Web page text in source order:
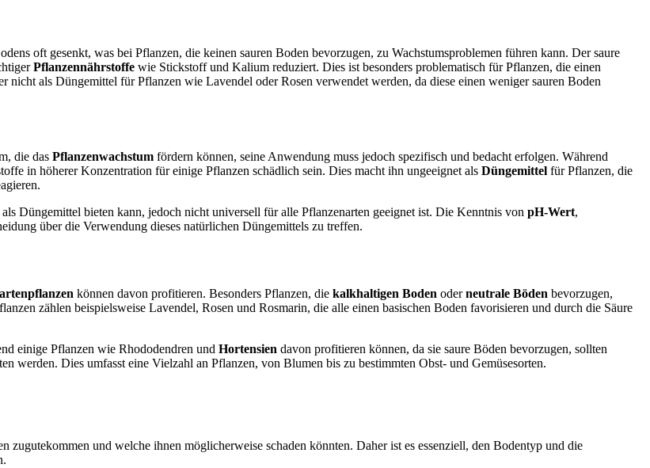
oft gesenkt, was bei Pflanzen, die keinen sauren Boden bevorzugen, zu Wachstumsproblemen führen kann. Der saure
Pflanzennährstoffe wie Stickstoff und Kalium reduziert. Dies ist besonders problematisch für Pflanzen, die einen
nicht als Düngemittel für Pflanzen wie Lavendel oder Rosen verwendet werden, da diese einen weniger sauren Boden
die das Pflanzenwachstum fördern können, seine Anwendung muss jedoch spezifisch und bedacht erfolgen. Während
in höherer Konzentration für einige Pflanzen schädlich sein. Dies macht ihn ungeeignet als Düngemittel für Pflanzen, die
Düngemittel bieten kann, jedoch nicht universell für alle Pflanzenarten geeignet ist. Die Kenntnis von pH-Wert,
über die Verwendung dieses natürlichen Düngemittels zu treffen.
können davon profitieren. Besonders Pflanzen, die kalkhaltigen Boden oderneutrale Böden bevorzugen,
zählen beispielsweise Lavendel, Rosen und Rosmarin, die alle einen basischen Boden favorisieren und durch die Säure
einige Pflanzen wie Rhododendren und Hortensien davon profitieren können, da sie saure Böden bevorzugen, sollten
werden. Dies umfasst eine Vielzahl an Pflanzen, von Blumen bis zu bestimmten Obst- und Gemüsesorten.
zugutekommen und welche ihnen möglicherweise schaden könnten. Daher ist es essenziell, den Bodentyp und die